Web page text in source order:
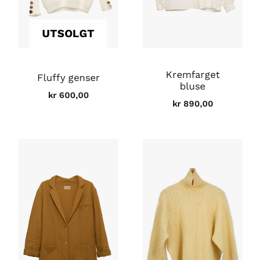
UTSOLGT
Fluffy genser
kr600,00
Kremfarget
bluse
kr890,00